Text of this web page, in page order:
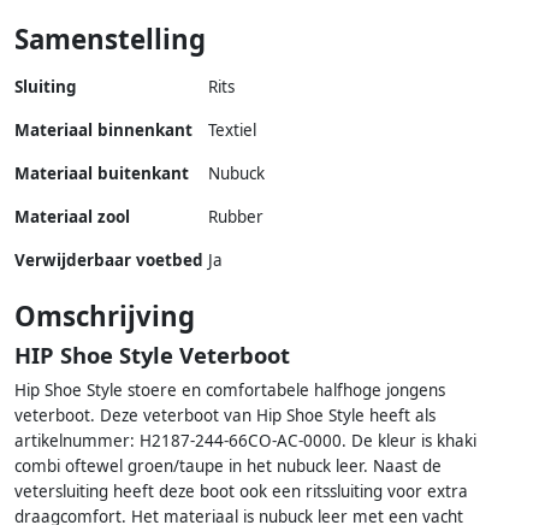
Samenstelling
Sluiting
Rits
Materiaal binnenkant
Textiel
Materiaal buitenkant
Nubuck
Materiaal zool
Rubber
Verwijderbaar voetbed Ja
Omschrijving
HIP Shoe Style Veterboot
Hip Shoe Style stoere en comfortabele halfhoge jongens
veterboot. Deze veterboot van Hip Shoe Style heeft als
artikelnummer: H2187-244-66CO-AC-0000. De kleur is khaki
combi oftewel groen/taupe in het nubuck leer. Naast de
vetersluiting heeft deze boot ook een ritssluiting voor extra
draagcomfort. Het materiaal is nubuck leer met een vacht